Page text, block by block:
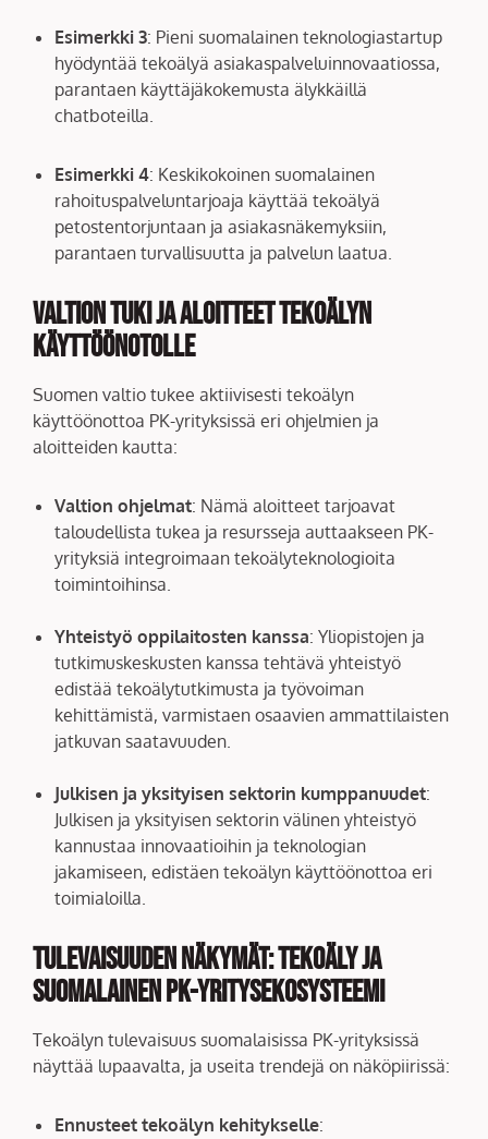
Esimerkki 3: Pieni suomalainen teknologiastartup
hyödyntää tekoälyä asiakaspalveluinnovaatiossa,
parantaen käyttäjäkokemusta älykkäillä
chatboteilla.
Esimerkki 4: Keskikokoinen suomalainen
rahoituspalveluntarjoaja käyttää tekoälyä
petostentorjuntaan ja asiakasnäkemyksiin,
parantaen turvallisuutta ja palvelun laatua.
Valtion tuki ja aloitteet tekoälyn
käyttöönotolle
Suomen valtio tukee aktiivisesti tekoälyn
käyttöönottoa PK-yrityksissä eri ohjelmien ja
aloitteiden kautta:
Valtion ohjelmat: Nämä aloitteet tarjoavat
taloudellista tukea ja resursseja auttaakseen PK-
yrityksiä integroimaan tekoälyteknologioita
toimintoihinsa.
Yhteistyö oppilaitosten kanssa: Yliopistojen ja
tutkimuskeskusten kanssa tehtävä yhteistyö
edistää tekoälytutkimusta ja työvoiman
kehittämistä, varmistaen osaavien ammattilaisten
jatkuvan saatavuuden.
Julkisen ja yksityisen sektorin kumppanuudet:
Julkisen ja yksityisen sektorin välinen yhteistyö
kannustaa innovaatioihin ja teknologian
jakamiseen, edistäen tekoälyn käyttöönottoa eri
toimialoilla.
Tulevaisuuden näkymät: tekoäly ja
suomalainen PK-yritysekosysteemi
Tekoälyn tulevaisuus suomalaisissa PK-yrityksissä
näyttää lupaavalta, ja useita trendejä on näköpiirissä:
Ennusteet tekoälyn kehitykselle: